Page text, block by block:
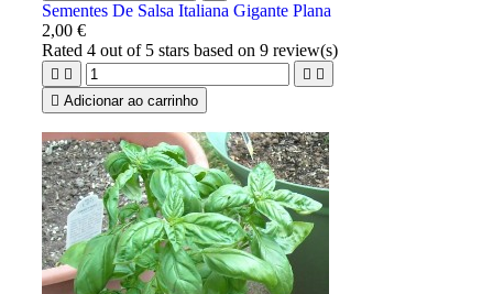
Sementes De Salsa Italiana Gigante Plana
2,00 €
Rated4 out of 5 stars based on9 review(s)
   
 Adicionar ao carrinho